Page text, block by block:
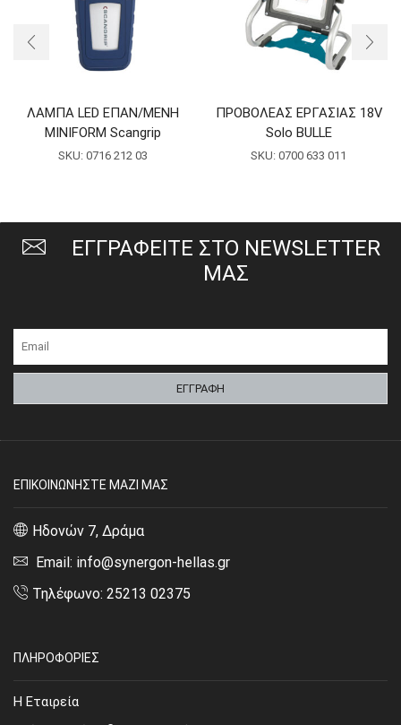
ΛΑΜΠΑ LED ΕΠΑΝ/ΜΕΝΗ
MINIFORM Scangrip
SKU: 0716 212 03
ΠΡΟΒΟΛΕΑΣ ΕΡΓΑΣΙΑΣ 18V
Solo BULLE
SKU: 0700 633 011
ΕΓΓΡΑΦΕΙΤΕ ΣΤΟ NEWSLETTER
ΜΑΣ
ΕΠΙΚΟΙΝΩΝΗΣΤΕ ΜΑΖΙ ΜΑΣ
Ηδονών 7, Δράμα
Email: info@synergon-hellas.gr
Τηλέφωνο: 25213 02375
ΠΛΗΡΟΦΟΡΙΕΣ
Η Εταιρεία